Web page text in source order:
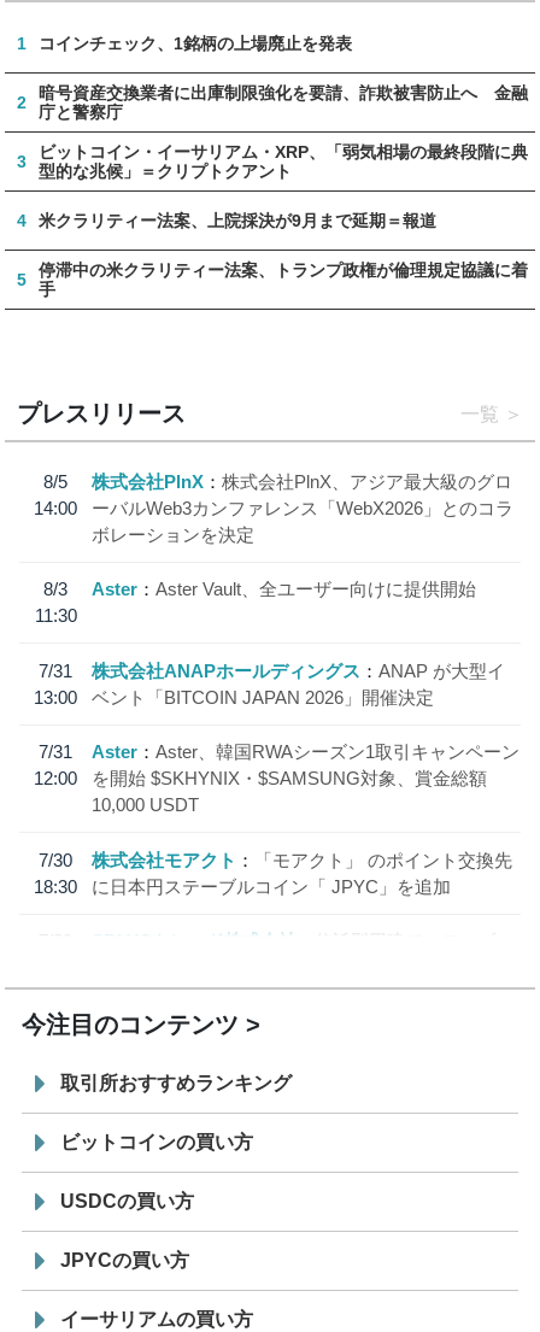
1 コインチェック、1銘柄の上場廃止を発表
2
暗号資産交換業者に出庫制限強化を要請、詐欺被害防止へ 金融
庁と警察庁
3
ビットコイン・イーサリアム・XRP、「弱気相場の最終段階に典
型的な兆候」＝クリプトクアント
4 米クラリティー法案、上院採決が9月まで延期＝報道
5
停滞中の米クラリティー法案、トランプ政権が倫理規定協議に着
手
プレスリリース 一覧
8/5
14:00
株式会社PlnX
株式会社PlnX、アジア最大級のグロ
ーバルWeb3カンファレンス「WebX2026」とのコラ
ボレーションを決定
8/3
11:30
Aster Aster Vault、全ユーザー向けに提供開始
7/31
13:00
株式会社ANAPホールディングス
ANAP が大型イ
ベント「BITCOIN JAPAN 2026」開催決定
7/31
12:00
Aster
Aster、韓国RWAシーズン1取引キャンペーン
を開始 $SKHYNIX・$SAMSUNG対象、賞金総額
10,000 USDT
7/30
18:30
株式会社モアクト
「モアクト」 のポイント交換先
に日本円ステーブルコイン「 JPYC」を追加
7/29
SBI VCトレード株式会社
信託型円建てステーブル
今注目のコンテンツ
取引所おすすめランキング
ビットコインの買い方
USDCの買い方
JPYCの買い方
イーサリアムの買い方